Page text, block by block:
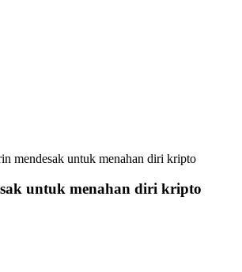
mendesak untuk menahan diri kripto
untuk menahan diri kripto